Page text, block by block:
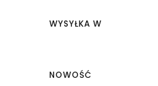
WYSYŁKA W
NOWOŚĆ